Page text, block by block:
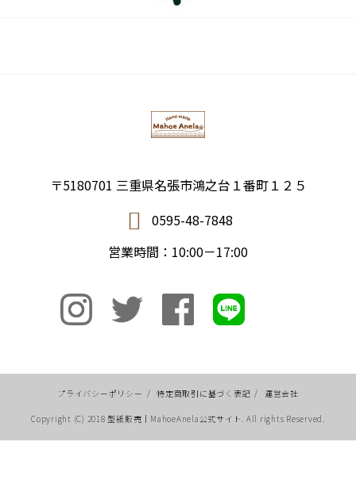
〒5180701 三重県名張市鴻之台１番町１２５
0595-48-7848
営業時間：10:00－17:00
プライバシーポリシー / 特定商取引に基づく表記 / 運営会社
Copyright (C) 2018 型紙販売｜MahoeAnela公式サイト. All rights Reserved.